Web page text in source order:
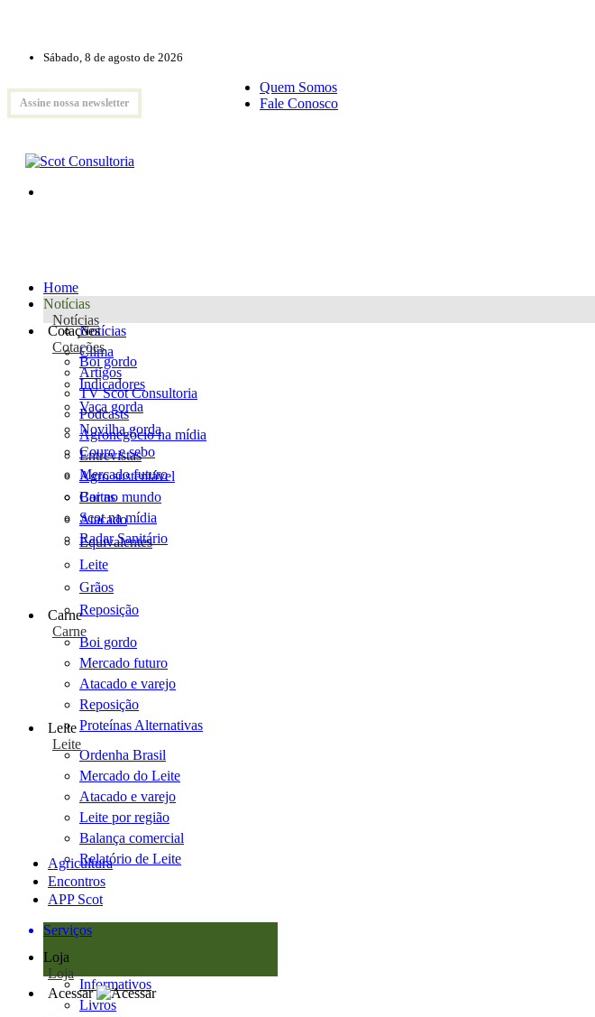
Sábado, 8 de agosto de 2026
Assine nossa newsletter
Quem Somos
Fale Conosco
Home
Notícias
Notícias
Notícias
Clima
Artigos
TV Scot Consultoria
Podcasts
Agronegócio na mídia
Entrevistas
Agro sustentável
Cartas
Scot na mídia
Radar Sanitário
Cotações
Cotações
Boi gordo
Indicadores
Vaca gorda
Novilha gorda
Couro e sebo
Mercado futuro
Boi no mundo
Atacado
Equivalentes
Leite
Grãos
Reposição
Carne
Carne
Boi gordo
Mercado futuro
Atacado e varejo
Reposição
Proteínas Alternativas
Leite
Leite
Ordenha Brasil
Mercado do Leite
Atacado e varejo
Leite por região
Balança comercial
Relatório de Leite
Agricultura
Encontros
APP Scot
Serviços
Loja
Loja
Informativos
Livros
Acessar